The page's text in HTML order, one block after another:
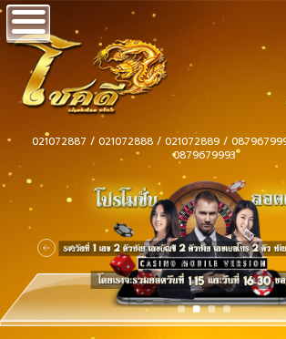
021072887 / 021072888 / 021072889 /
0879679993